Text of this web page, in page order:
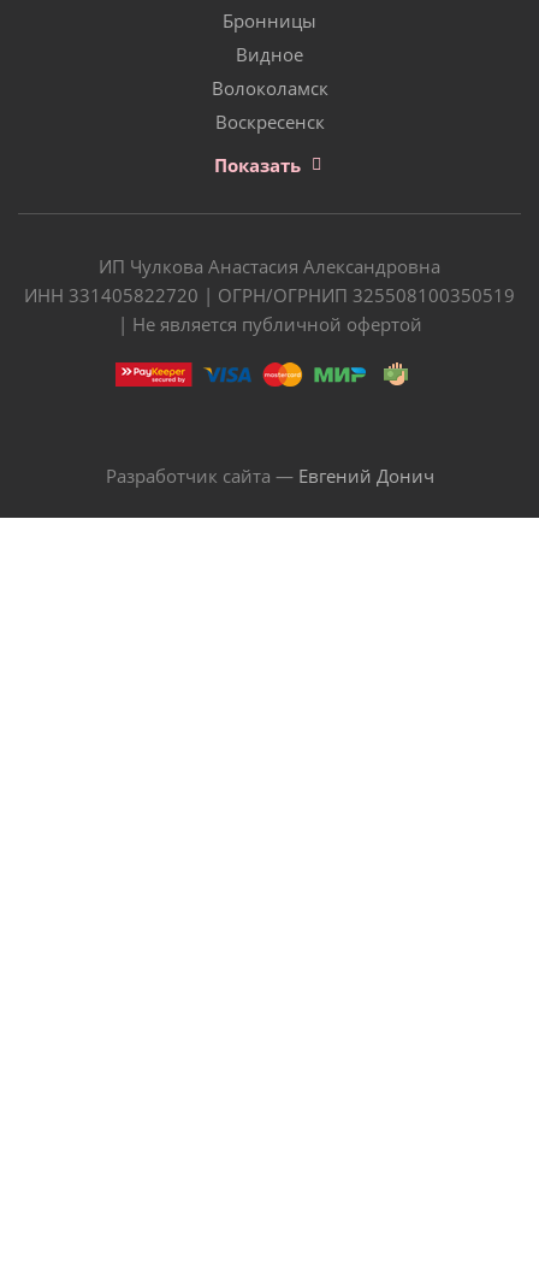
Бронницы
Видное
Волоколамск
Воскресенск
Показать
ИП Чулкова Анастасия Александровна
ИНН 331405822720 | ОГРН/ОГРНИП 325508100350519
| Не является публичной офертой
Разработчик сайта — Евгений Донич